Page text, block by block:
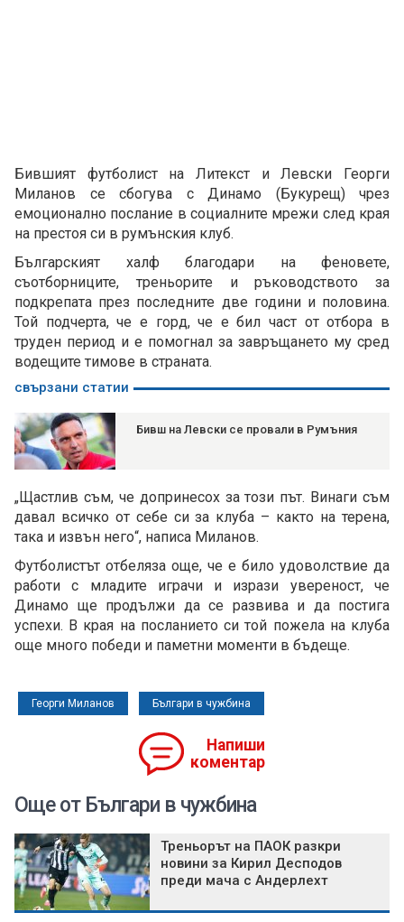
Бившият футболист на Литекст и Левски Георги
Миланов се сбогува с Динамо (Букурещ) чрез
емоционално послание в социалните мрежи след края
на престоя си в румънския клуб.
Българският халф благодари на феновете,
съотборниците, треньорите и ръководството за
подкрепата през последните две години и половина.
Той подчерта, че е горд, че е бил част от отбора в
труден период и е помогнал за завръщането му сред
водещите тимове в страната.
свързани статии
Бивш на Левски се провали в Румъния
„Щастлив съм, че допринесох за този път. Винаги съм
давал всичко от себе си за клуба – както на терена,
така и извън него“, написа Миланов.
Футболистът отбеляза още, че е било удоволствие да
работи с младите играчи и изрази увереност, че
Динамо ще продължи да се развива и да постига
успехи. В края на посланието си той пожела на клуба
още много победи и паметни моменти в бъдеще.
Георги Миланов Българи в чужбина
Напиши
коментар
Още от Българи в чужбина
Треньорът на ПАОК разкри
новини за Кирил Десподов
преди мача с Андерлехт